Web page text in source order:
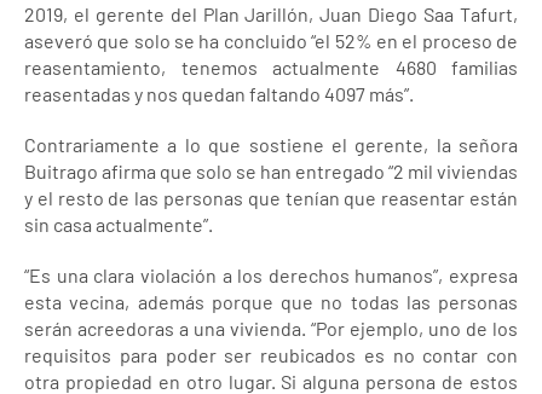
2019, el gerente del Plan Jarillón, Juan Diego Saa Tafurt,
aseveró que solo se ha concluido “el 52% en el proceso de
reasentamiento, tenemos actualmente 4680 familias
reasentadas y nos quedan faltando 4097 más”.
Contrariamente a lo que sostiene el gerente, la señora
Buitrago afirma que solo se han entregado “2 mil viviendas
y el resto de las personas que tenían que reasentar están
sin casa actualmente”.
“Es una clara violación a los derechos humanos”, expresa
esta vecina, además porque que no todas las personas
serán acreedoras a una vivienda. “Por ejemplo, uno de los
requisitos para poder ser reubicados es no contar con
otra propiedad en otro lugar. Si alguna persona de estos